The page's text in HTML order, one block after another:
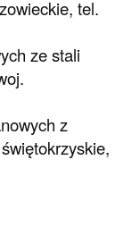
tel.
ze stali
z